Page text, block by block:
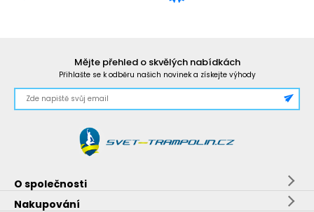
Mějte přehled o skvělých nabídkách
Přihlašte se k odběru našich novinek a získejte výhody
O společnosti
Nakupování